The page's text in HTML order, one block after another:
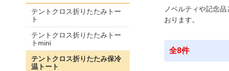
ノベルティや記念
おります。
全8件
テントクロス折りたたみトー
ト
テントクロス折りたたみトー
トmini
テントクロス折りたたみ保冷
温トート